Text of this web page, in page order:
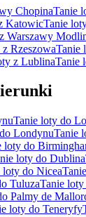
ChopinaTanie
KatowicTanie
Warszawy
RzeszowaTanie
z LublinaTanie
Tanie loty do
LondynuTanie
loty do
loty do Dublina
loty do Nicea
TuluzaTanie
Palmy de
loty do Teneryfy